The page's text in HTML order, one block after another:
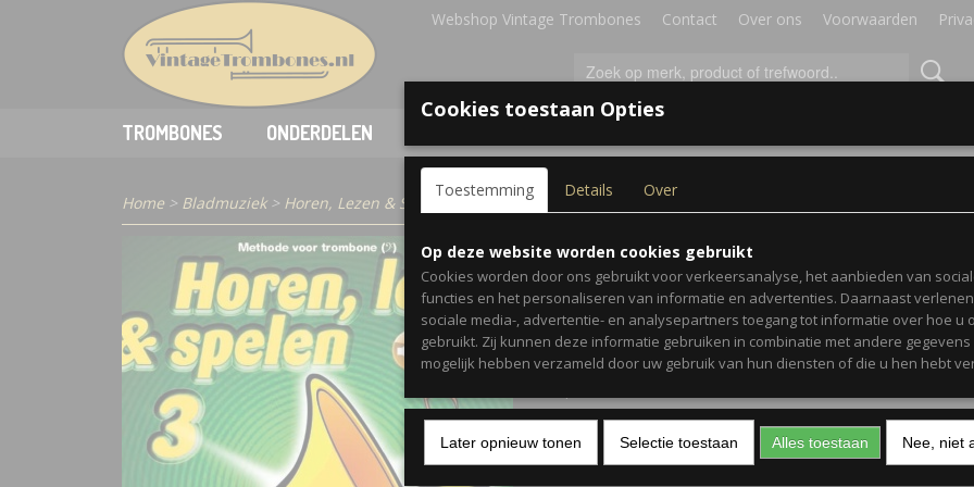
Webshop Vintage Trombones Contact Over ons Voorwaarden
TROMBONES ONDERDELEN
Home > Bladmuziek> Horen, Lezen & Spelen 3 - Trombone (Bassleutel)
Horen, Lezen & Spelen 3 -
Trombone (Bassleutel)
€ 24,99 (inclusief btw 9%)
Aantal
Cookies toestaan Opties
Toestemming Details Over
Op deze website worden cookies gebruikt
Cookies worden door ons gebruikt voor verkeersanalyse, het aanbieden van
functies en het personaliseren van informatie en advertenties. Daarnaast
sociale media-, advertentie- en analysepartners toegang tot informatie over hoe u
gebruikt. Zij kunnen deze informatie gebruiken in combinatie met andere gegevens
mogelijk hebben verzameld door uw gebruik van hun diensten of die u hen hebt
Later opnieuw tonen Selectie toestaan Alles toestaan Nee, niet